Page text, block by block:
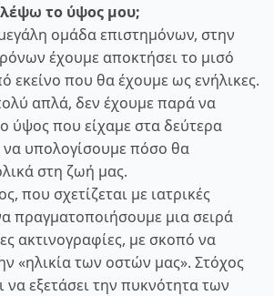
το ύψος μου;
ομάδα επιστημόνων, στην
έχουμε αποκτήσει το μισό
εκείνο που θα έχουμε ως ενήλικες.
απλά, δεν έχουμε παρά να
ύψος που είχαμε στα δεύτερα
να υπολογίσουμε πόσο θα
στη ζωή μας.
που σχετίζεται με ιατρικές
πραγματοποιήσουμε μια σειρά
ακτινογραφίες, με σκοπό να
«ηλικία των οστών μας». Στόχος
να εξετάσει την πυκνότητα των